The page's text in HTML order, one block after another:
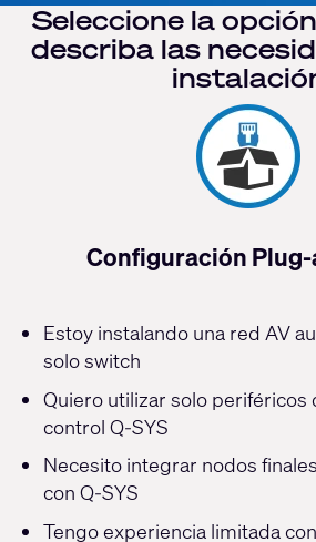
Seleccione la
describa las
Configuración
Estoy instalando una red AV
solo switch
Quiero utilizar solo periféricos
control Q-SYS
Necesito integrar nodos
con Q-SYS
Tengo experiencia limitada